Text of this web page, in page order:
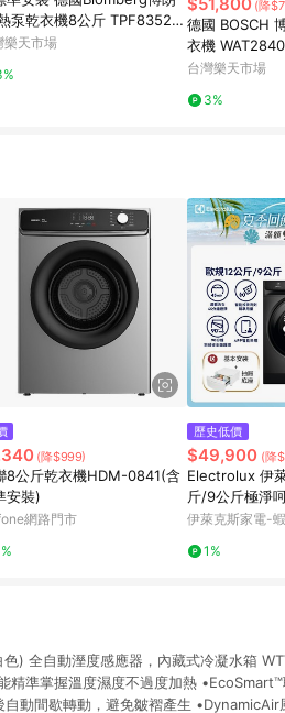
泵乾衣機8公斤 TPF8352W
樂天市場
(降
德國 BOSCH
衣機
台灣樂天市場
3%
(降$999)
8公斤乾衣機HDM-0841(含
安裝)
網路門市
歷史低價
$49,900 (降
Electrolux 伊
斤/9公斤極淨
烘衣機(
伊萊克斯家電-
1%
) 全自動溼度感應器，內藏式冷凝水箱
精準掌握溫度濕度不過度加熱
動間歇轉動，避免皺褶產生